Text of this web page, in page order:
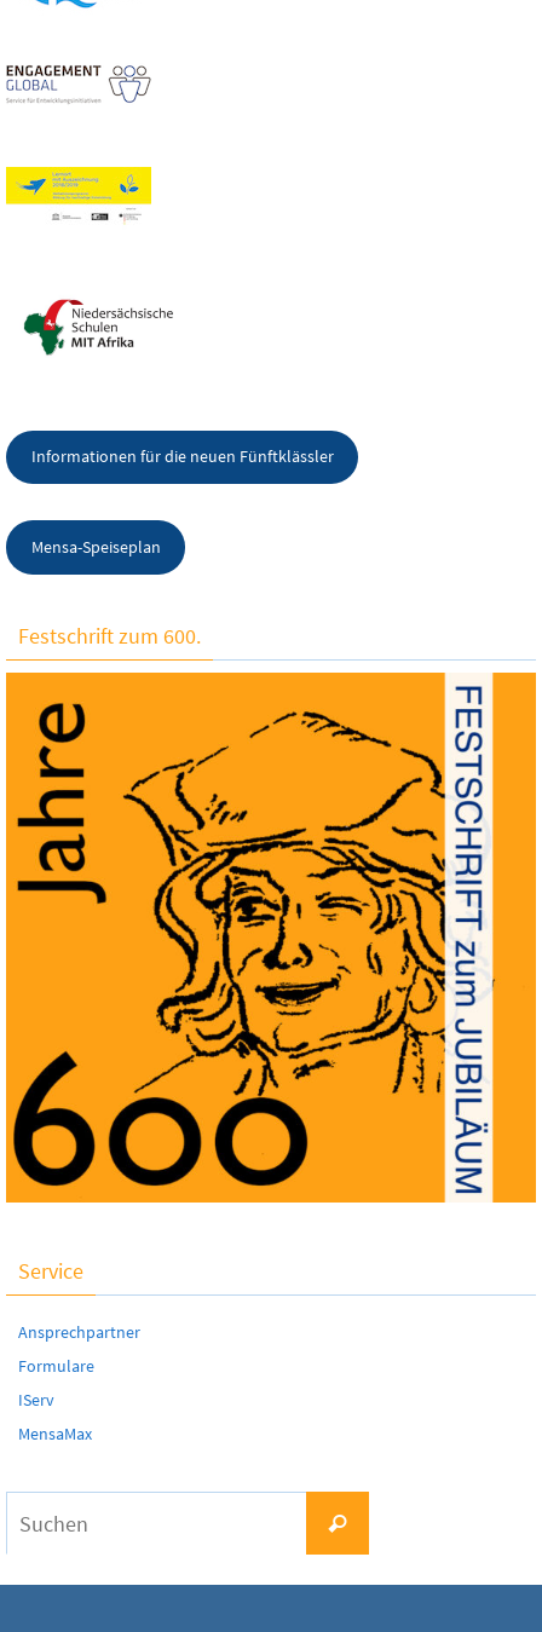
Informationen für die neuen Fünftklässler
Mensa-Speiseplan
Festschrift zum 600.
Service
Ansprechpartner
Formulare
IServ
MensaMax
Suchen